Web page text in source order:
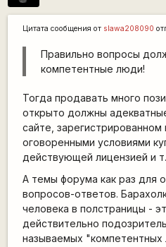
Цитата сообщения от slawa208090
Правильно вопросы
компетентные люди!
Тогда продавать много
открыто должны
сайте,
оговоренными условиями
действующей лицензией и
А темы форума как раз для
вопросов-ответов.
человека в полстраницы -
действительно
называемых